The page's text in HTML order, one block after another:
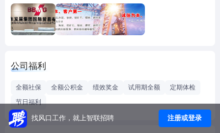
托集团良好的企业信誉、品牌优势和资金保障，全方位多元
化开展贸易的战略部署，规范运作，诚信经营，为上下游企
业提供全方位供应链服务。
公司福利
全额社保 全额公积金 绩效奖金 试用期全额
定期体检
节日福利
找风口工作，就上智联招聘 注册或登录